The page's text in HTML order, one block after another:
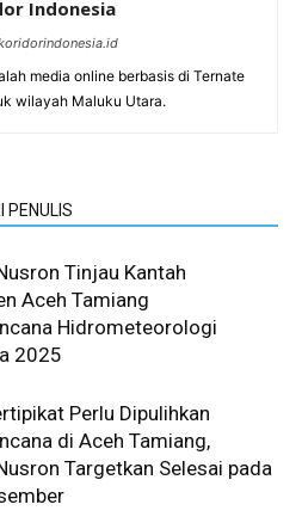
Indonesia
media online berbasis di Ternate
wilayah Maluku Utara.
PENULIS
Tinjau Kantah
Aceh Tamiang
Hidrometeorologi
2025
Perlu Dipulihkan
di Aceh Tamiang,
Targetkan Selesai pada